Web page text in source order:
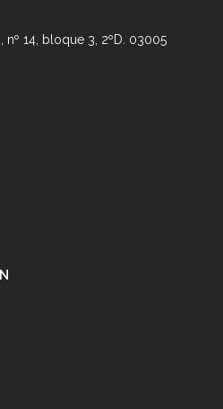
14, bloque 3, 2ºD. 03005